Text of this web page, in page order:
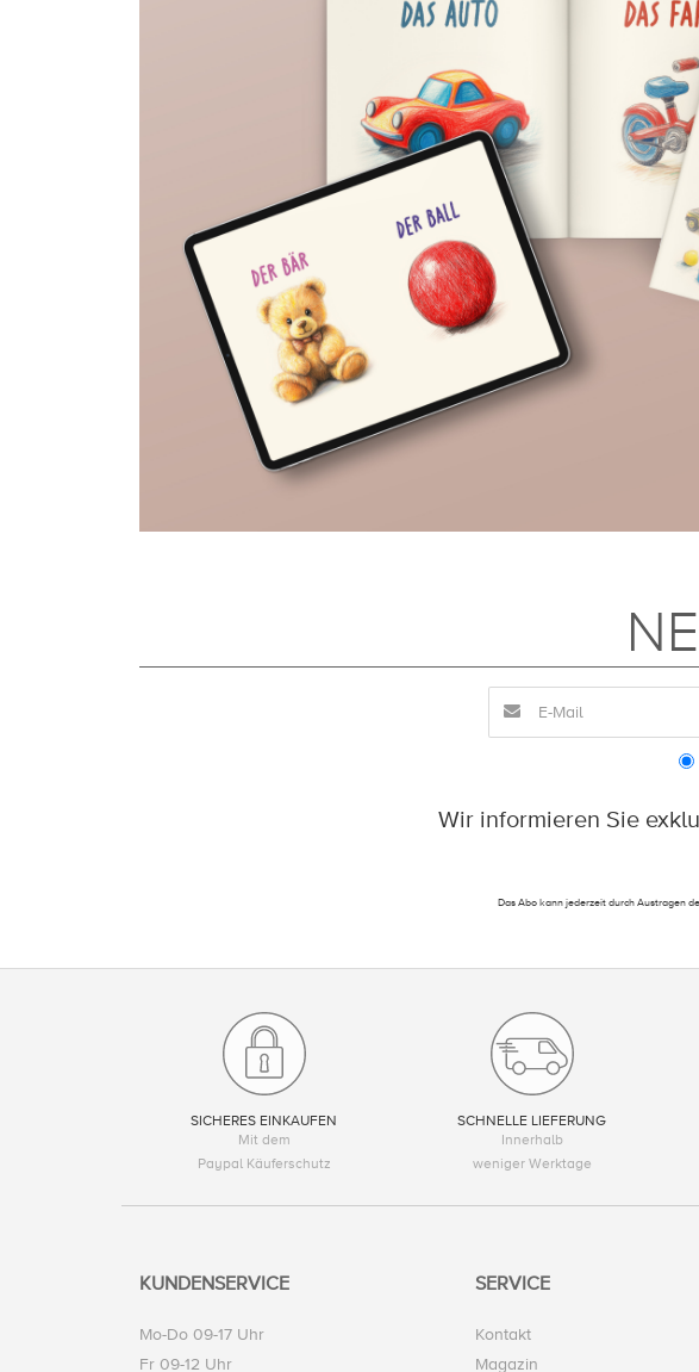
Wir informieren Sie
Das Abo kann jederzeit durch Austragen
SICHERES EINKAUFEN
Mit dem
Paypal Käuferschutz
SCHNELLE LIEFERUNG
Innerhalb
weniger Werktage
KUNDENSERVICE
Mo-Do 09-17 Uhr
Fr 09-12 Uhr
SERVICE
Kontakt
Magazin